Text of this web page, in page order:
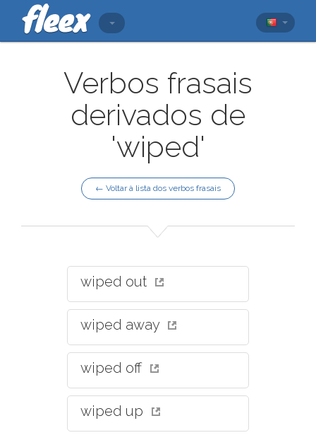
Verbos frasais
derivados de
'wiped'
← Voltar à lista dos verbos frasais
wiped out
wiped away
wiped off
wiped up